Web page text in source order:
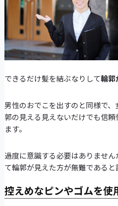
できるだけ髪を結ぶなりして輪郭
男性のおでこを出すのと同様で
郭の見える見えないだけでも信
ます。
過度に意識する必要はありませ
て輪郭が見えた方が無難であると
控えめなピンやゴムを使